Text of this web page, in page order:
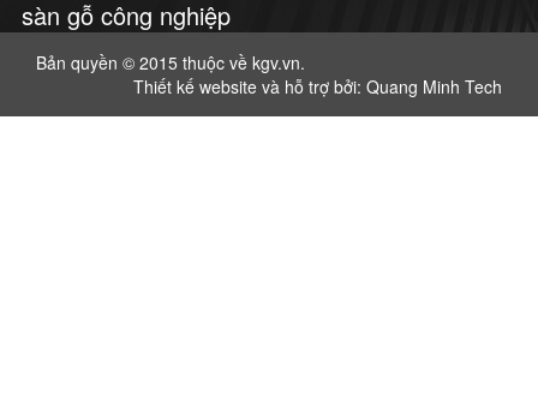
sàn gỗ công nghiệp
Bản quyền © 2015 thuộc về kgv.vn.
Thiết kế website và hỗ trợ bởi: Quang Minh Tech